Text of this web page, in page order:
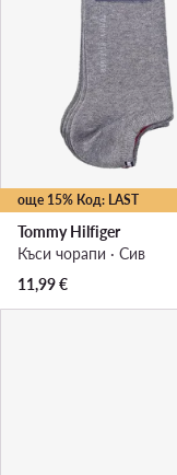
още 15% Код: LAST
Tommy Hilfiger
Къси чорапи · Сив
11,99€